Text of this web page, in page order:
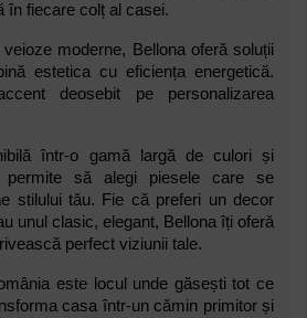
în fiecare colț al casei.
moderne, Bellona oferă soluții
estetica cu eficiența energetică.
deosebit pe personalizarea
într-o gamă largă de culori și
să alegi piesele care se
stilului tău. Fie că preferi un decor
unul clasic, elegant, Bellona îți oferă
perfect viziunii tale.
este locul unde găsești tot ce
casa într-un cămin primitor și